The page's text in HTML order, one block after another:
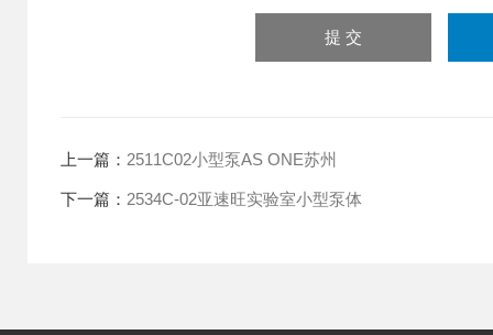
上一篇： 2511C02小型泵AS ONE苏州
下一篇： 2534C-02亚速旺实验室小型泵体